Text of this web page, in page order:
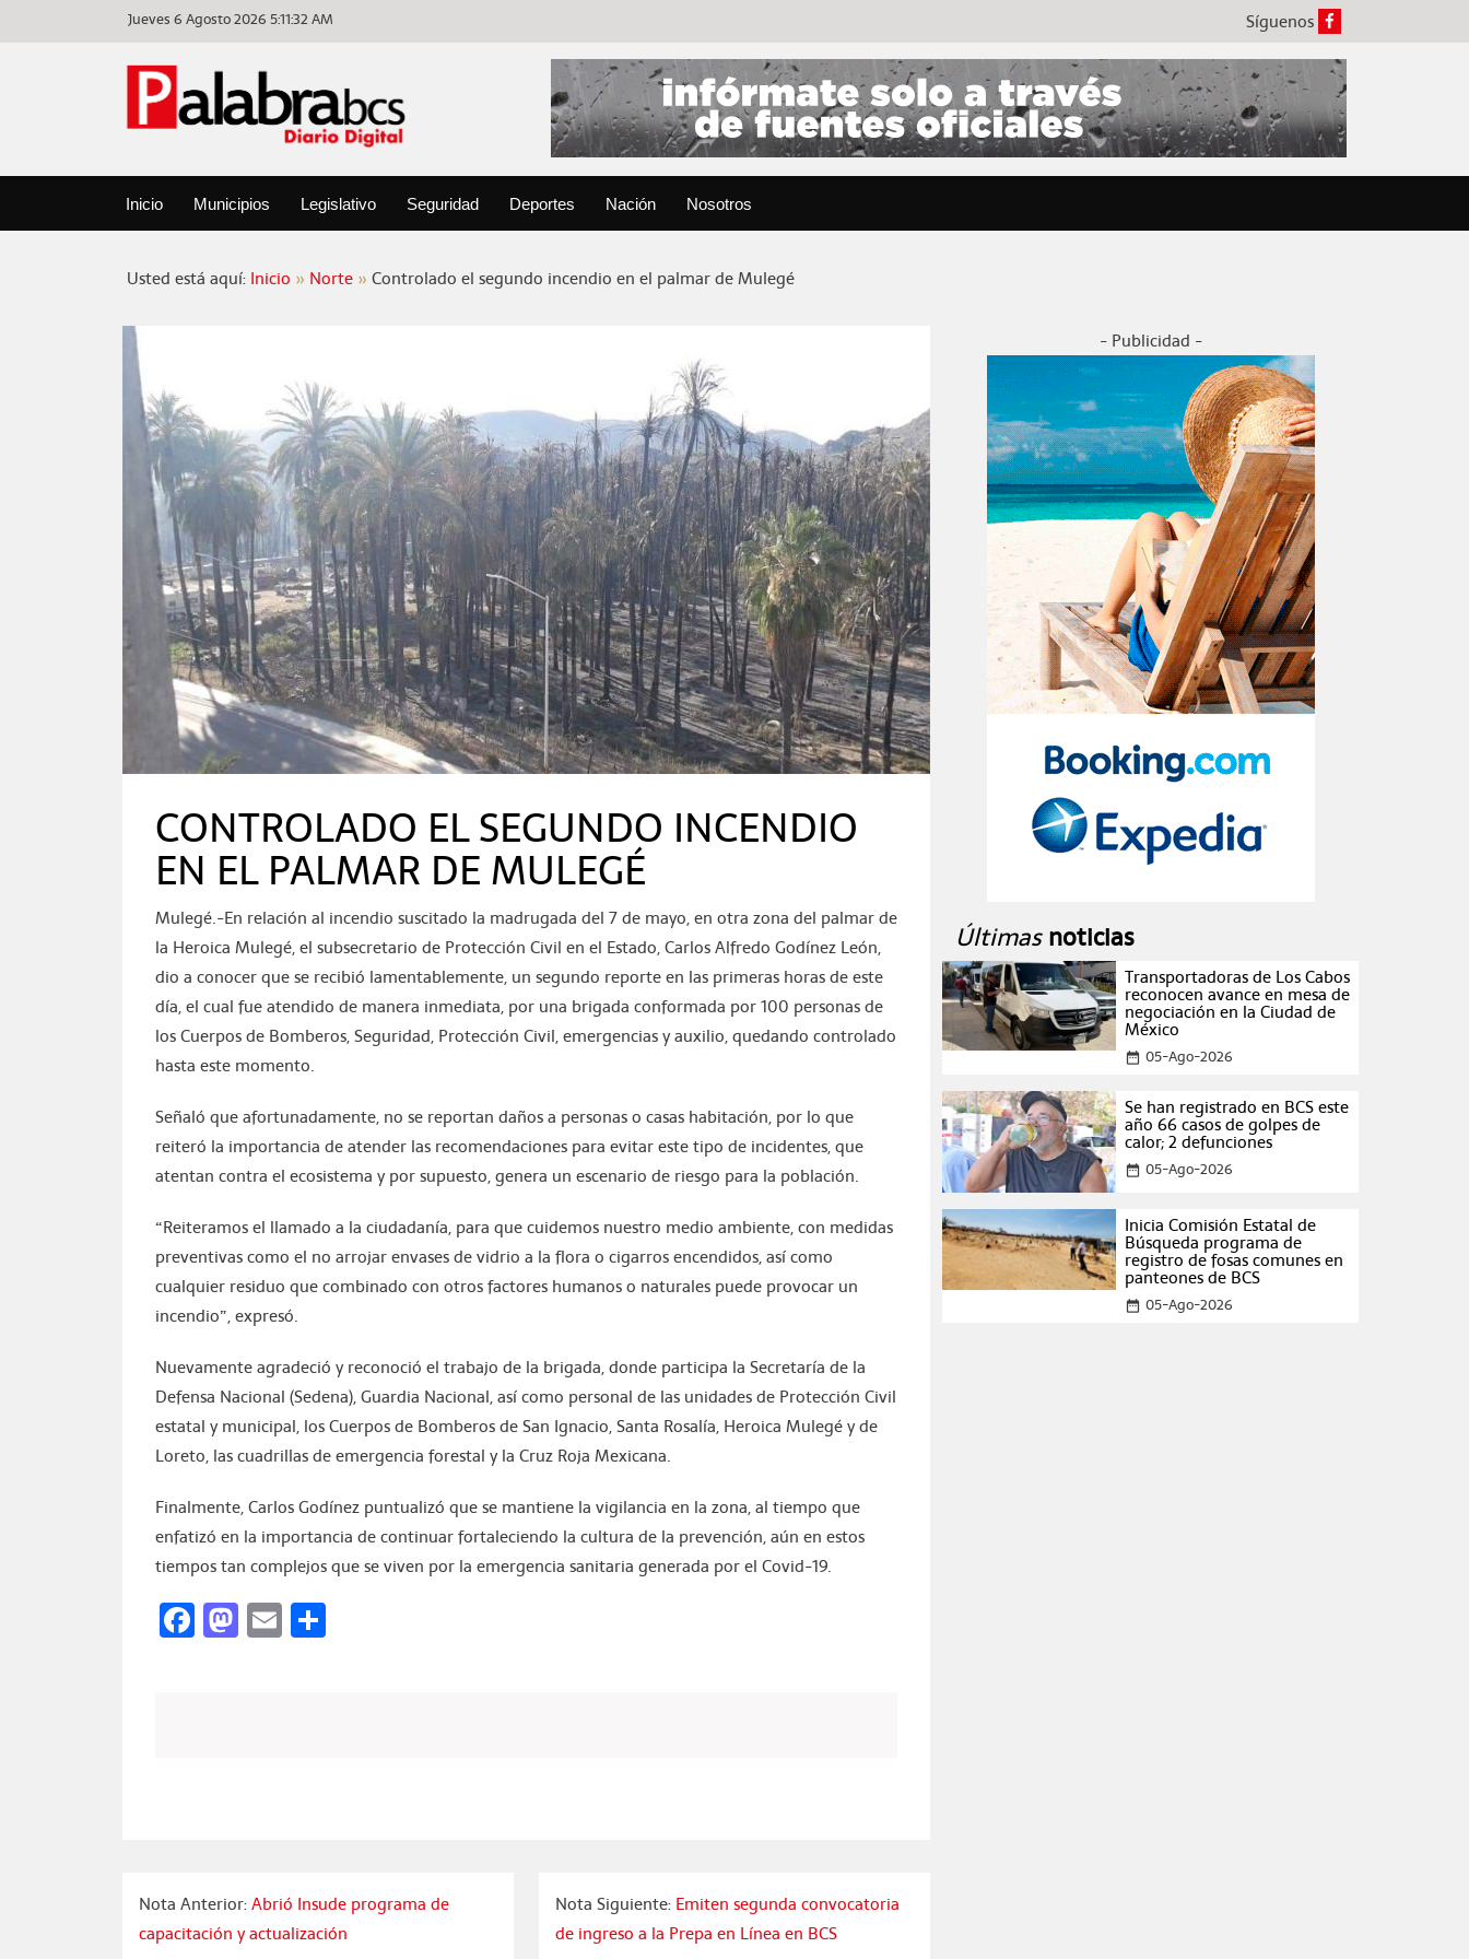
Jueves 6 Agosto 20265:11:32 AM Síguenos
Inicio Municipios Legislativo Seguridad Deportes Nación Nosotros
Usted está aquí: Inicio Norte Controlado el segundo incendio en el palmar de Mulegé
CONTROLADO EL SEGUNDO INCENDIO
EN EL PALMAR DE MULEGÉ
Mulegé.-En relación al incendio suscitado la madrugada del 7 de mayo, en otra zona del palmar de
la Heroica Mulegé, el subsecretario de Protección Civil en el Estado, Carlos Alfredo Godínez León,
dio a conocer que se recibió lamentablemente, un segundo reporte en las primeras horas de este
día, el cual fue atendido de manera inmediata, por una brigada conformada por 100 personas de
los Cuerpos de Bomberos, Seguridad, Protección Civil, emergencias y auxilio, quedando controlado
hasta este momento.
Señaló que afortunadamente, no se reportan daños a personas o casas habitación, por lo que
reiteró la importancia de atender las recomendaciones para evitar este tipo de incidentes, que
atentan contra el ecosistema y por supuesto, genera un escenario de riesgo para la población.
“Reiteramos el llamado a la ciudadanía, para que cuidemos nuestro medio ambiente, con medidas
preventivas como el no arrojar envases de vidrio a la flora o cigarros encendidos, así como
cualquier residuo que combinado con otros factores humanos o naturales puede provocar un
incendio”, expresó.
Nuevamente agradeció y reconoció el trabajo de la brigada, donde participa la Secretaría de la
Defensa Nacional (Sedena), Guardia Nacional, así como personal de las unidades de Protección Civil
estatal y municipal, los Cuerpos de Bomberos de San Ignacio, Santa Rosalía, Heroica Mulegé y de
Loreto, las cuadrillas de emergencia forestal y la Cruz Roja Mexicana.
Finalmente, Carlos Godínez puntualizó que se mantiene la vigilancia en la zona, al tiempo que
enfatizó en la importancia de continuar fortaleciendo la cultura de la prevención, aún en estos
tiempos tan complejos que se viven por la emergencia sanitaria generada por el Covid-19.
Facebook
Mastodon
Email
Nota Anterior:Abrió Insude programa de
capacitación y actualización
Nota Siguiente: Emiten segunda convocatoria
de ingreso a la Prepa en Línea en BCS
- Publicidad -
Últimas noticias
Transportadoras de Los Cabos
reconocen avance en mesa de
negociación en la Ciudad de
México
date_range 05-Ago-2026
Se han registrado en BCS este
año 66 casos de golpes de
calor; 2 defunciones
date_range 05-Ago-2026
Inicia Comisión Estatal de
Búsqueda programa de
registro de fosas comunes en
panteones de BCS
date_range 05-Ago-2026